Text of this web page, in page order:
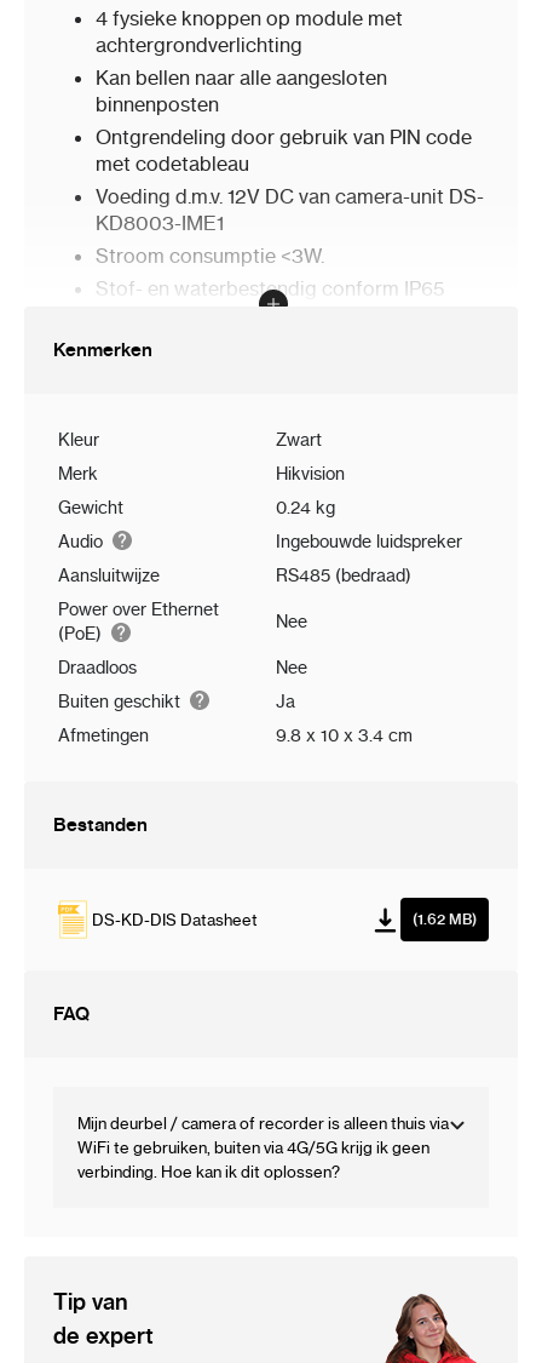
4 fysieke knoppen op module met
achtergrondverlichting
Kan bellen naar alle aangesloten
binnenposten
Ontgrendeling door gebruik van PIN code
met codetableau
Voeding d.m.v. 12V DC van camera-unit DS-
KD8003-IME1
Stroom consumptie <3W.
Stof- en waterbestendig conform IP65
(breed) x 34.2mm (diep)
Kenmerken
Kleur
Zwart
Merk
Hikvision
Gewicht
0.24 kg
Audio
Ingebouwde luidspreker
Aansluitwijze
RS485 (bedraad)
Power over Ethernet
(PoE)
Nee
Draadloos
Nee
Buiten geschikt
Ja
Afmetingen
9.8 x 10 x 3.4 cm
Bestanden
DS-KD-DIS Datasheet (1.62 MB)
FAQ
Mijn deurbel / camera of recorder is alleen thuis via
WiFi te gebruiken, buiten via 4G/5G krijg ik geen
verbinding. Hoe kan ik dit oplossen?
Tip van
de expert